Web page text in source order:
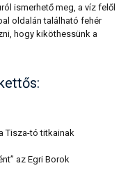
ismerhető meg, a víz felől
oldalán található fehér
hogy kiköthessünk a
Tisza-tó titkainak
az Egri Borok